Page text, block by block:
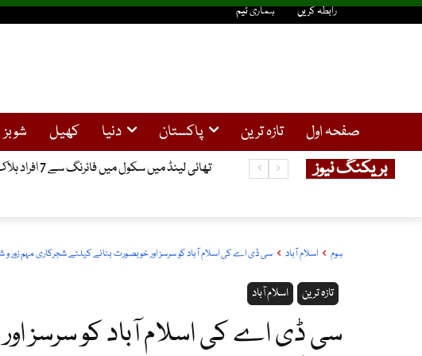
رابطہ کریں ہماری ٹیم
صفحہ اول تازہ ترین پاکستان دنیا کھیل شوبز
بریکنگ نیوز تھائی لینڈ میں سکول میں فائرنگ سے 7 افراد ہلاک، 15 زخمی
حسن ابدال و فتح جنگ میں گراں فروشوں کے خلاف
ہوم اسلام آباد سی ڈی اے کی اسلام آباد کو سرسز اور خوبصورت بنانے کیلئے شجرکاری مہم زور
اسلام آباد تازہ ترین
سی ڈی اے کی اسلام آباد کو سرسز